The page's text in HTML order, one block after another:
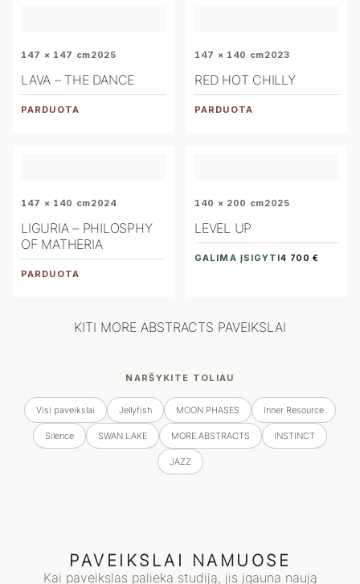
147 × 147 cm2025
LAVA – THE DANCE
PARDUOTA
147 × 140 cm2023
RED HOT CHILLY
PARDUOTA
147 × 140 cm2024
LIGURIA – PHILOSPHY
OF MATHERIA
PARDUOTA
140 × 200 cm2025
LEVEL UP
GALIMA ĮSIGYTI4 700 €
KITI MORE ABSTRACTS PAVEIKSLAI
NARŠYKITE TOLIAU
Visi paveikslai Jellyfish MOON PHASES Inner Resource
Silence SWAN LAKE MORE ABSTRACTS INSTINCT
JAZZ
PAVEIKSLAI NAMUOSE
Kai paveikslas palieka studiją, jis įgauna naują